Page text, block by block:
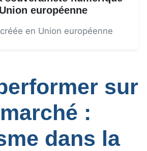
européenne
en Union européenne
sur
:
dans la